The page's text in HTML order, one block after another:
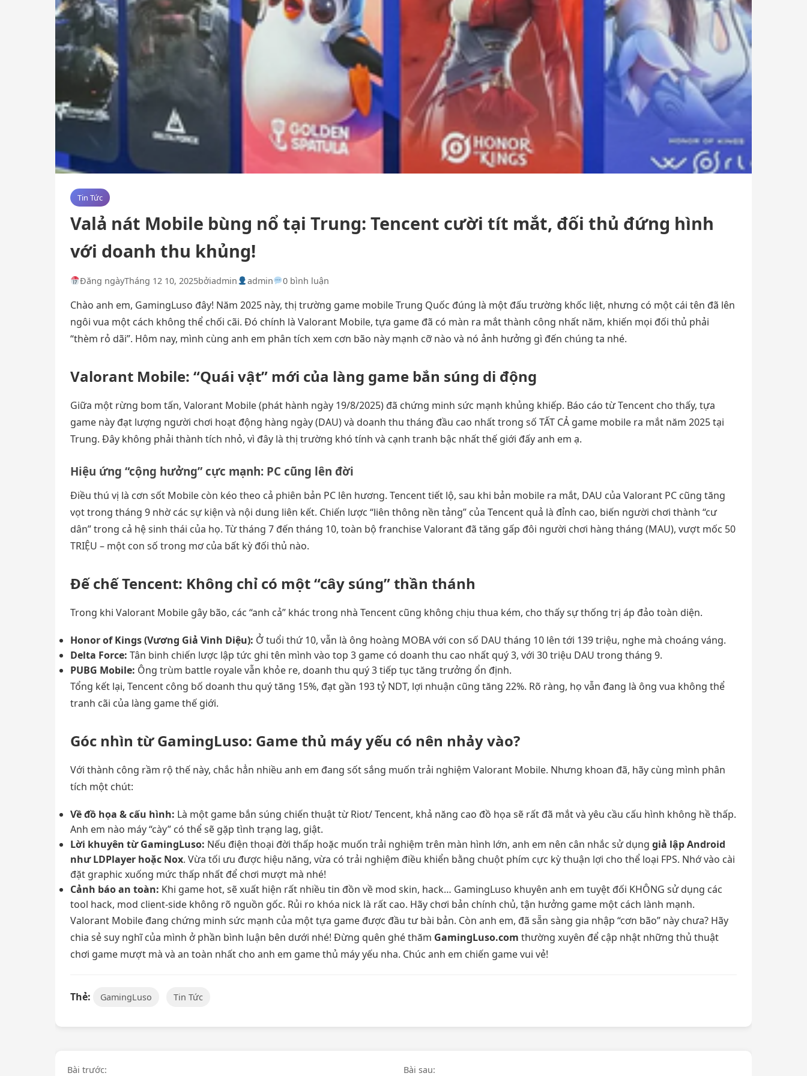
Tin Tức
Valả nát Mobile bùng nổ tại Trung: Tencent cười tít mắt, đối thủ đứng hình
với doanh thu khủng!
Đăng ngàyTháng 12 10, 2025bởiadmin admin 0 bình luận
Chào anh em, GamingLuso đây! Năm 2025 này, thị trường game mobile Trung Quốc đúng là một đấu trường khốc liệt, nhưng có một cái tên đã lên
ngôi vua một cách không thể chối cãi. Đó chính là Valorant Mobile, tựa game đã có màn ra mắt thành công nhất năm, khiến mọi đối thủ phải
“thèm rỏ dãi”. Hôm nay, mình cùng anh em phân tích xem cơn bão này mạnh cỡ nào và nó ảnh hưởng gì đến chúng ta nhé.
Valorant Mobile: “Quái vật” mới của làng game bắn súng di động
Giữa một rừng bom tấn, Valorant Mobile (phát hành ngày 19/8/2025) đã chứng minh sức mạnh khủng khiếp. Báo cáo từ Tencent cho thấy, tựa
game này đạt lượng người chơi hoạt động hàng ngày (DAU) và doanh thu tháng đầu cao nhất trong số TẤT CẢ game mobile ra mắt năm 2025 tại
Trung. Đây không phải thành tích nhỏ, vì đây là thị trường khó tính và cạnh tranh bậc nhất thế giới đấy anh em ạ.
Hiệu ứng “cộng hưởng” cực mạnh: PC cũng lên đời
Điều thú vị là cơn sốt Mobile còn kéo theo cả phiên bản PC lên hương. Tencent tiết lộ, sau khi bản mobile ra mắt, DAU của Valorant PC cũng tăng
vọt trong tháng 9 nhờ các sự kiện và nội dung liên kết. Chiến lược “liên thông nền tảng” của Tencent quả là đỉnh cao, biến người chơi thành “cư
dân” trong cả hệ sinh thái của họ. Từ tháng 7 đến tháng 10, toàn bộ franchise Valorant đã tăng gấp đôi người chơi hàng tháng (MAU), vượt mốc 50
TRIỆU – một con số trong mơ của bất kỳ đối thủ nào.
Đế chế Tencent: Không chỉ có một “cây súng” thần thánh
Trong khi Valorant Mobile gây bão, các “anh cả” khác trong nhà Tencent cũng không chịu thua kém, cho thấy sự thống trị áp đảo toàn diện.
Honor of Kings (Vương Giả Vinh Diệu): Ở tuổi thứ 10, vẫn là ông hoàng MOBA với con số DAU tháng 10 lên tới 139 triệu, nghe mà choáng váng.
Delta Force: Tân binh chiến lược lập tức ghi tên mình vào top 3 game có doanh thu cao nhất quý 3, với 30 triệu DAU trong tháng 9.
PUBG Mobile: Ông trùm battle royale vẫn khỏe re, doanh thu quý 3 tiếp tục tăng trưởng ổn định.
Tổng kết lại, Tencent công bố doanh thu quý tăng 15%, đạt gần 193 tỷ NDT, lợi nhuận cũng tăng 22%. Rõ ràng, họ vẫn đang là ông vua không thể
tranh cãi của làng game thế giới.
Góc nhìn từ GamingLuso: Game thủ máy yếu có nên nhảy vào?
Với thành công rầm rộ thế này, chắc hẳn nhiều anh em đang sốt sắng muốn trải nghiệm Valorant Mobile. Nhưng khoan đã, hãy cùng mình phân
tích một chút:
Về đồ họa & cấu hình: Là một game bắn súng chiến thuật từ Riot/ Tencent, khả năng cao đồ họa sẽ rất đã mắt và yêu cầu cấu hình không hề thấp.
Anh em nào máy “cày” có thể sẽ gặp tình trạng lag, giật.
Lời khuyên từ GamingLuso: Nếu điện thoại đời thấp hoặc muốn trải nghiệm trên màn hình lớn, anh em nên cân nhắc sử dụng giả lập Android
như LDPlayer hoặc Nox. Vừa tối ưu được hiệu năng, vừa có trải nghiệm điều khiển bằng chuột phím cực kỳ thuận lợi cho thể loại FPS. Nhớ vào cài
đặt graphic xuống mức thấp nhất để chơi mượt mà nhé!
Cảnh báo an toàn: Khi game hot, sẽ xuất hiện rất nhiều tin đồn về mod skin, hack… GamingLuso khuyên anh em tuyệt đối KHÔNG sử dụng các
tool hack, mod client-side không rõ nguồn gốc. Rủi ro khóa nick là rất cao. Hãy chơi bản chính chủ, tận hưởng game một cách lành mạnh.
Valorant Mobile đang chứng minh sức mạnh của một tựa game được đầu tư bài bản. Còn anh em, đã sẵn sàng gia nhập “cơn bão” này chưa? Hãy
chia sẻ suy nghĩ của mình ở phần bình luận bên dưới nhé! Đừng quên ghé thăm GamingLuso.com thường xuyên để cập nhật những thủ thuật
chơi game mượt mà và an toàn nhất cho anh em game thủ máy yếu nha. Chúc anh em chiến game vui vẻ!
Thẻ: GamingLuso Tin Tức
Bài trước: Bài sau: